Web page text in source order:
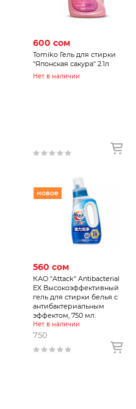
600 сом
Tomiko Гель для стирки
"Японская сакура" 2.1л
Нет в наличии
новое
560 сом
КАО "Attack" Antibacterial
EX Высокоэффективный
гель для стирки белья с
антибактериальным
эффектом, 750 мл.
Нет в наличии
750